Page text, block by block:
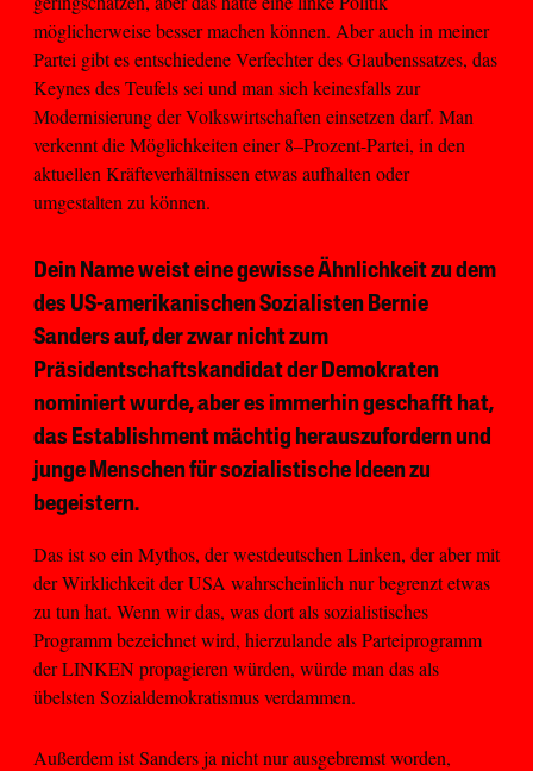
möglicherweise besser machen können. Aber auch in meiner
Partei gibt es entschiedene Verfechter des Glaubenssatzes, das
Keynes des Teufels sei und man sich keinesfalls zur
Modernisierung der Volkswirtschaften einsetzen darf. Man
verkennt die Möglichkeiten einer 8–Prozent-Partei, in den
aktuellen Kräfteverhältnissen etwas aufhalten oder
umgestalten zu können.
Dein Name weist eine gewisse Ähnlichkeit zu dem
des US-amerikanischen Sozialisten Bernie
Sanders auf, der zwar nicht zum
Präsidentschaftskandidat der Demokraten
nominiert wurde, aber es immerhin geschafft hat,
das Establishment mächtig herauszufordern und
junge Menschen für sozialistische Ideen zu
begeistern.
Das ist so ein Mythos, der westdeutschen Linken, der aber mit
der Wirklichkeit der USA wahrscheinlich nur begrenzt etwas
zu tun hat. Wenn wir das, was dort als sozialistisches
Programm bezeichnet wird, hierzulande als Parteiprogramm
der LINKEN propagieren würden, würde man das als
übelsten Sozialdemokratismus verdammen.
Außerdem ist Sanders ja nicht nur ausgebremst worden,